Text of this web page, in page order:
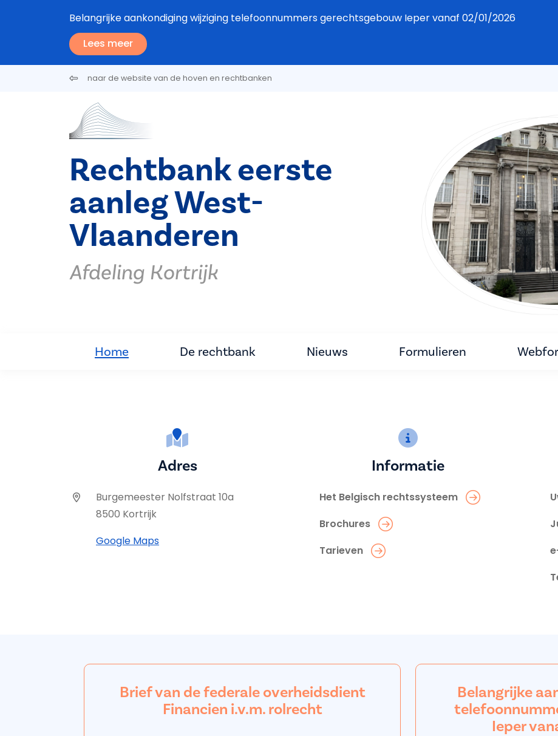
Belangrijke aankondiging wijziging telefoonnummers gerechtsgebouw Ieper vanaf 02/01/2026
Lees meer
naar de website van de hoven en rechtbanken
Rechtbank eerste
aanleg West-
Vlaanderen
Afdeling Kortrijk
Home De rechtbank Nieuws Formulieren
Adres
Burgemeester Nolfstraat 10a
8500 Kortrijk
Google Maps
Informatie
Het Belgisch rechtssysteem
Brochures
Tarieven
Brief van de federale overheidsdient
Financien i.v.m. rolrecht
Belangrijke
Ieper